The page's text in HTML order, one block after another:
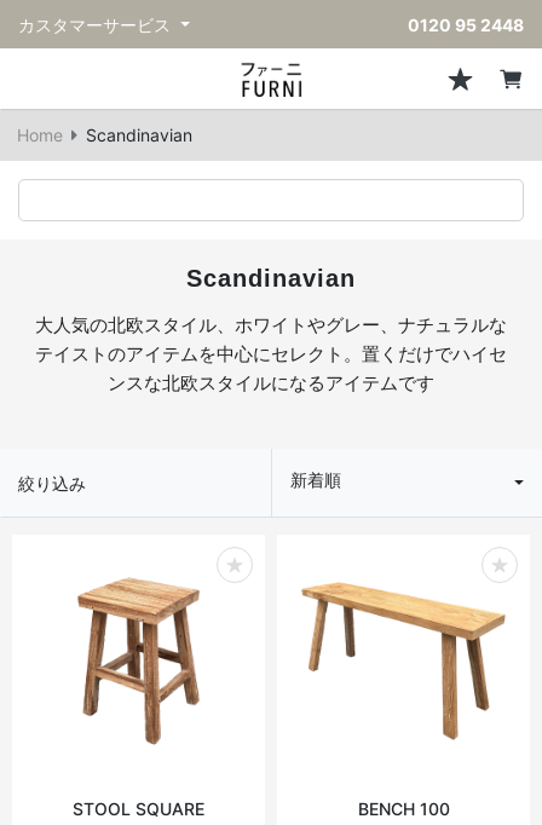
カスタマーサービス 0120 95 2448
Home Scandinavian
Scandinavian
大人気の北欧スタイル、ホワイトやグレー、ナチュラルな
テイストのアイテムを中心にセレクト。置くだけでハイセ
ンスな北欧スタイルになるアイテムです
絞り込み 新着順
STOOL SQUARE
BENCH 100
ソファ
すべてのソファ
コーナーソファ
アウトドアソファ
チェア
すべてのチェア
ラウンジチェア
アームチェア
スツール・ベンチ
すべてのスツール・ベンチ
ベンチ
テーブル
すべてのテーブル
センターテーブル
コンソールテーブル
ヴィンテージテーブル
ラウンドテーブル
アウトドアテーブル
収納
すべての収納
本棚
収納家具
ライト・照明
すべてのライト・照明
デスクライト
ヴィンテージライト
アウトドアライト
アクセサリー
すべてのアクセサリー
オブジェ
クッション
ステーショナリー
フレグランス
すべてのフレグランス